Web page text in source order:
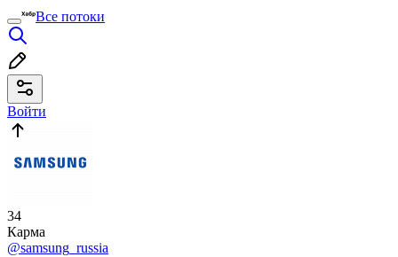
Все потоки
Войти
34
Карма
@samsung_russia